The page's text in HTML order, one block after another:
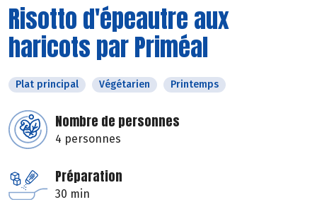
Risotto d'épeautre aux
haricots par Priméal
Plat principal Végétarien Printemps
Nombre de personnes
4 personnes
Préparation
30 min